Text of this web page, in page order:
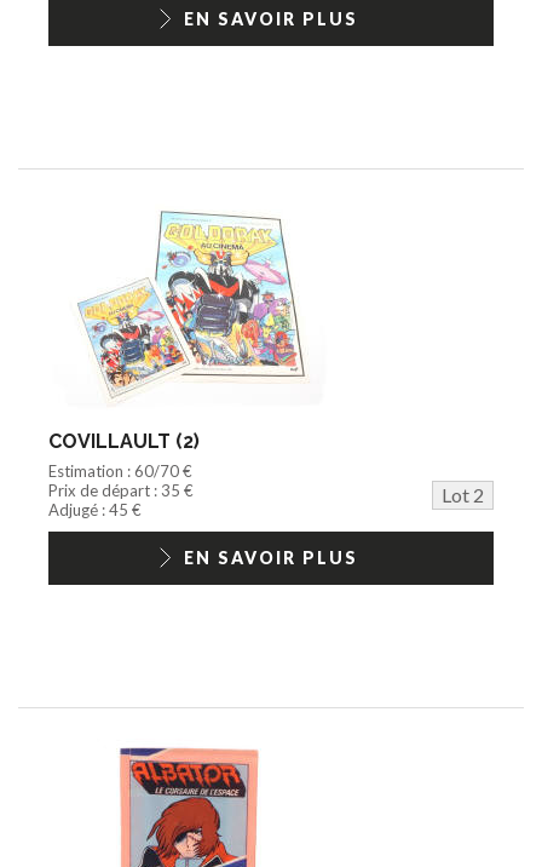
1/18ème moderneEN SAVOIR PLUS
COVILLAULT (2)
Estimation : 60/70 €
Prix de départ : 35 €
Lot 2
Adjugé : 45 €
EN SAVOIR PLUS